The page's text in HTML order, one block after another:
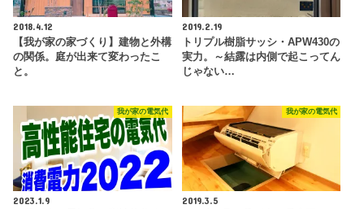
2018.4.12
【我が家の家づくり】建物と外構
の関係。庭が出来て変わったこ
と。
2019.2.19
トリプル樹脂サッシ・APW430の
実力。～結露は内側で起こってん
じゃない…
我が家の電気代
2023.1.9
我が家の電気代
2019.3.5